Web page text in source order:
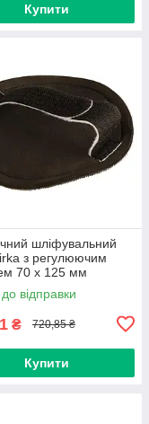
Купити
шліфувальний
з регулюючим
70 x 125 мм
відправки
₴ 720,85 ₴
Купити